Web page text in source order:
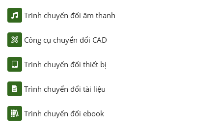
Trình chuyển đổi âm thanh
Công cụ chuyển đổi CAD
Trình chuyển đổi thiết bị
Trình chuyển đổi tài liệu
Trình chuyển đổi ebook